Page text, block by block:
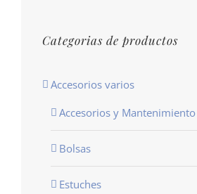
Categorias de productos
Accesorios varios
Accesorios y Mantenimiento
Bolsas
Estuches